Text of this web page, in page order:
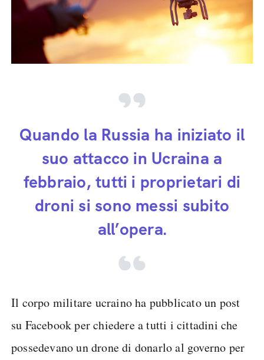
Quando la Russia ha iniziato il
suo attacco in Ucraina a
febbraio, tutti i proprietari di
droni si sono messi subito
all’opera.
Il corpo militare ucraino ha pubblicato un post
su Facebook per chiedere a tutti i cittadini che
possedevano un drone di donarlo al governo per